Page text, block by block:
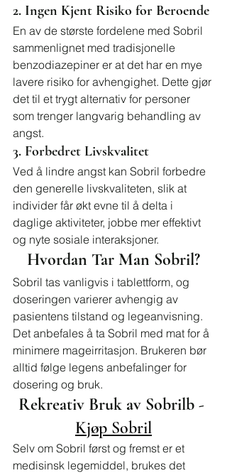
2. Ingen Kjent Risiko for Beroende
En av de største fordelene med Sobril
sammenlignet med tradisjonelle
benzodiazepiner er at det har en mye
lavere risiko for avhengighet. Dette gjør
det til et trygt alternativ for personer
som trenger langvarig behandling av
angst.
3. Forbedret Livskvalitet
Ved å lindre angst kan Sobril forbedre
den generelle livskvaliteten, slik at
individer får økt evne til å delta i
daglige aktiviteter, jobbe mer effektivt
og nyte sosiale interaksjoner.
Hvordan Tar Man Sobril?
Sobril tas vanligvis i tablettform, og
doseringen varierer avhengig av
pasientens tilstand og legeanvisning.
Det anbefales å ta Sobril med mat for å
minimere mageirritasjon. Brukeren bør
alltid følge legens anbefalinger for
dosering og bruk.
Rekreativ Bruk av Sobrilb -
Kjøp Sobril
Selv om Sobril først og fremst er et
medisinsk legemiddel, brukes det